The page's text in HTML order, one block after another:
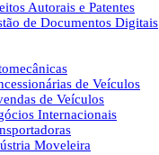
Autorais e Patentes
de Documentos Digitais
de Veículos
de Veículos
Internacionais
Moveleira